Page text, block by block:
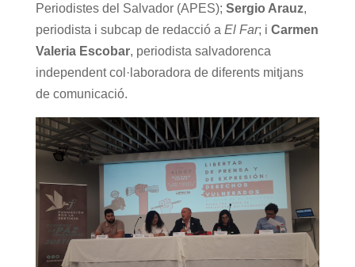
Periodistes del Salvador (APES); Sergio Arauz,
periodista i subcap de redacció a El Far; i Carmen
Valeria Escobar, periodista salvadorenca
independent col·laboradora de diferents mitjans
de comunicació.